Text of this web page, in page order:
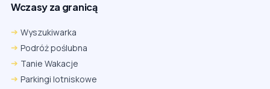
Wczasy za granicą
Wyszukiwarka
Podróż poślubna
Tanie Wakacje
Parkingi lotniskowe